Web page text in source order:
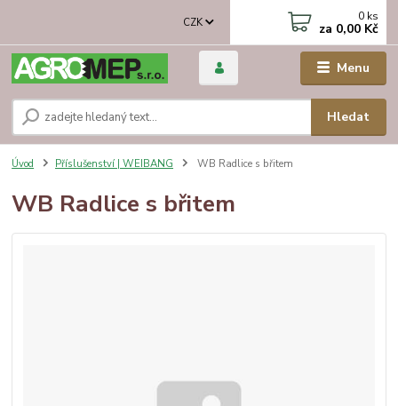
Menu
CZK
Hledat
0 ks
za 0,00 Kč
Úvod Příslušenství | WEIBANG WB Radlice s břitem
WB Radlice s břitem